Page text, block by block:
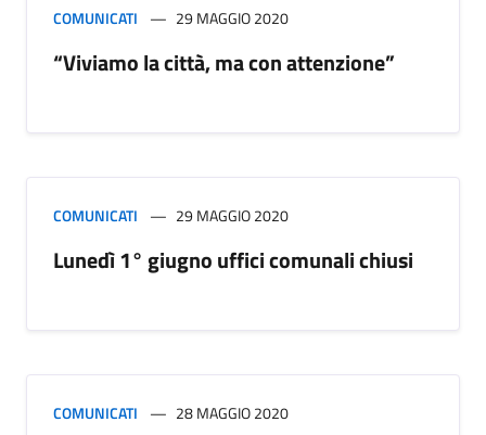
COMUNICATI 29 MAGGIO 2020
“Viviamo la città, ma con attenzione”
COMUNICATI 29 MAGGIO 2020
Lunedì 1° giugno uffici comunali chiusi
COMUNICATI 28 MAGGIO 2020